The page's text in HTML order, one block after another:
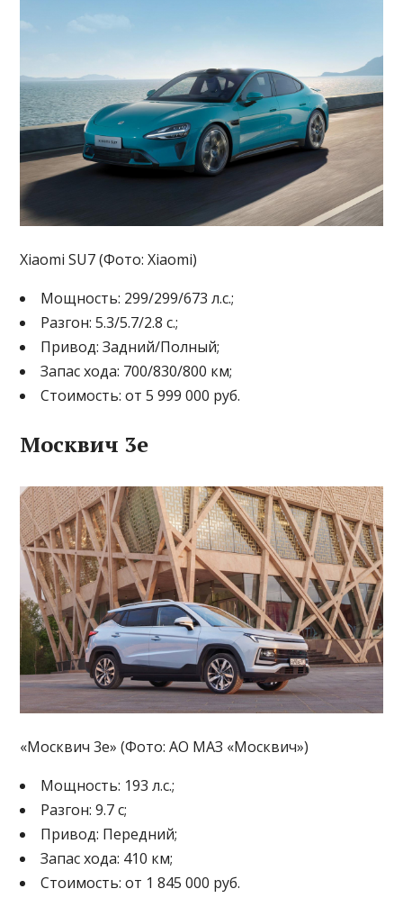
Xiaomi SU7 (Фото: Xiaomi)
Мощность: 299/299/673 л.с.;
Разгон: 5.3/5.7/2.8 с.;
Привод: Задний/Полный;
Запас хода: 700/830/800 км;
Стоимость: от 5 999 000 руб.
Москвич 3е
«Москвич 3е» (Фото: АО МАЗ «Москвич»)
Мощность: 193 л.с.;
Разгон: 9.7 с;
Привод: Передний;
Запас хода: 410 км;
Стоимость: от 1 845 000 руб.